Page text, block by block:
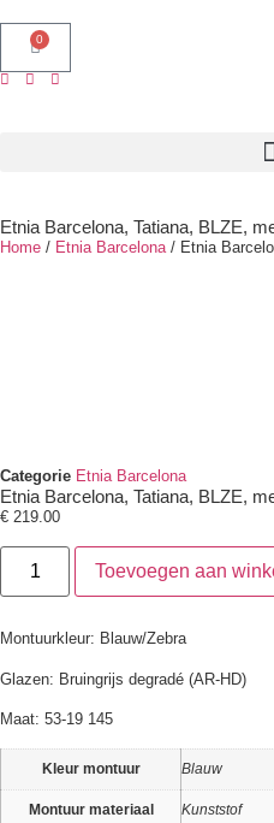
0
Etnia Barcelona, Tatiana, BLZE,
Home / Etnia Barcelona/ Etnia
Categorie Etnia Barcelona
Etnia Barcelona, Tatiana, BLZE,
€ 219.00
Toevoegen aan
Montuurkleur: Blauw/Zebra
Glazen: Bruingrijs degradé (AR-HD)
Maat: 53-19 145
Kleur montuur Blauw
Montuur materiaal Kunststof